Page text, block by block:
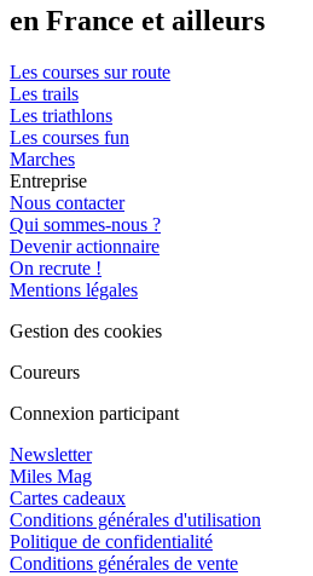
en France et ailleurs
Les courses sur route
Les trails
Les triathlons
Les courses fun
Marches
Entreprise
Nous contacter
Qui sommes-nous ?
Devenir actionnaire
On recrute !
Mentions légales
Gestion des cookies
Coureurs
Connexion participant
Newsletter
Miles Mag
Cartes cadeaux
Conditions générales d'utilisation
Politique de confidentialité
Conditions générales de vente